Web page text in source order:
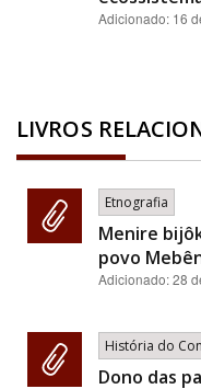
Adicionado: 16
LIVROS
Etnografia
Menire
povo
Adicionado:28
História do
Dono das